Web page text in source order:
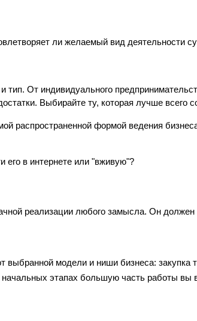
ли желаемый вид деятельности
От индивидуального
Выбирайте ту, которая лучше всего
распространенной формой ведения
его в интернете или "вживую"?
реализации любого замысла. Он
выбранной модели и ниши бизнеса:
этапах большую часть работы вы